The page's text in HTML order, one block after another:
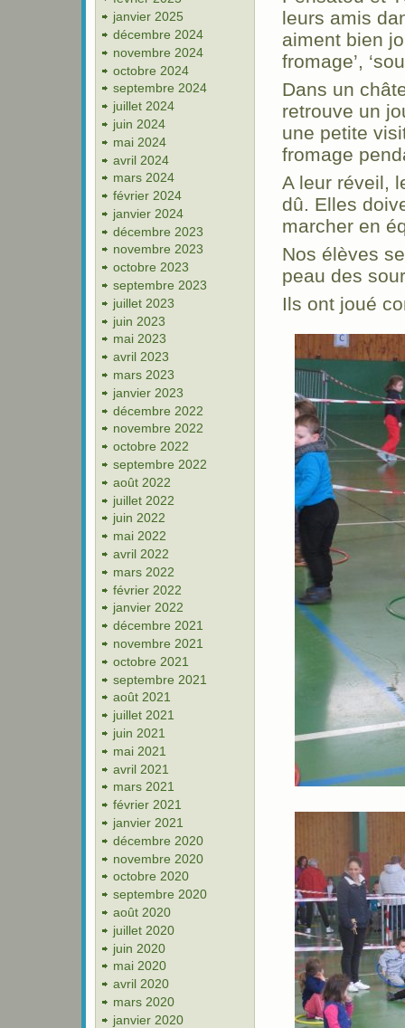
janvier 2025
décembre 2024
novembre 2024
octobre 2024
septembre 2024
juillet 2024
juin 2024
mai 2024
avril 2024
mars 2024
février 2024
janvier 2024
décembre 2023
novembre 2023
octobre 2023
septembre 2023
juillet 2023
juin 2023
mai 2023
avril 2023
mars 2023
janvier 2023
décembre 2022
novembre 2022
octobre 2022
septembre 2022
août 2022
juillet 2022
juin 2022
mai 2022
avril 2022
mars 2022
février 2022
janvier 2022
décembre 2021
novembre 2021
octobre 2021
septembre 2021
août 2021
juillet 2021
juin 2021
mai 2021
avril 2021
mars 2021
février 2021
janvier 2021
décembre 2020
novembre 2020
octobre 2020
septembre 2020
août 2020
juillet 2020
juin 2020
mai 2020
avril 2020
mars 2020
janvier 2020
leurs amis
aiment bien
fromage’,
Dans un
retrouve un
une petite
fromage
A leur réveil,
dû. Elles
marcher en
Nos élèves
peau des
Ils ont joué